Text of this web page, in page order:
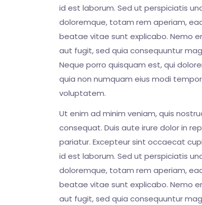
id est laborum. Sed ut perspiciatis
doloremque, totam rem aperiam,
beatae vitae sunt explicabo. Nemo
aut fugit, sed quia consequuntur
Neque porro quisquam est, qui
quia non numquam eius modi
voluptatem.
Ut enim ad minim veniam, quis
consequat. Duis aute irure dolor in
pariatur. Excepteur sint occaecat
id est laborum. Sed ut perspiciatis
doloremque, totam rem aperiam,
beatae vitae sunt explicabo. Nemo
aut fugit, sed quia consequuntur